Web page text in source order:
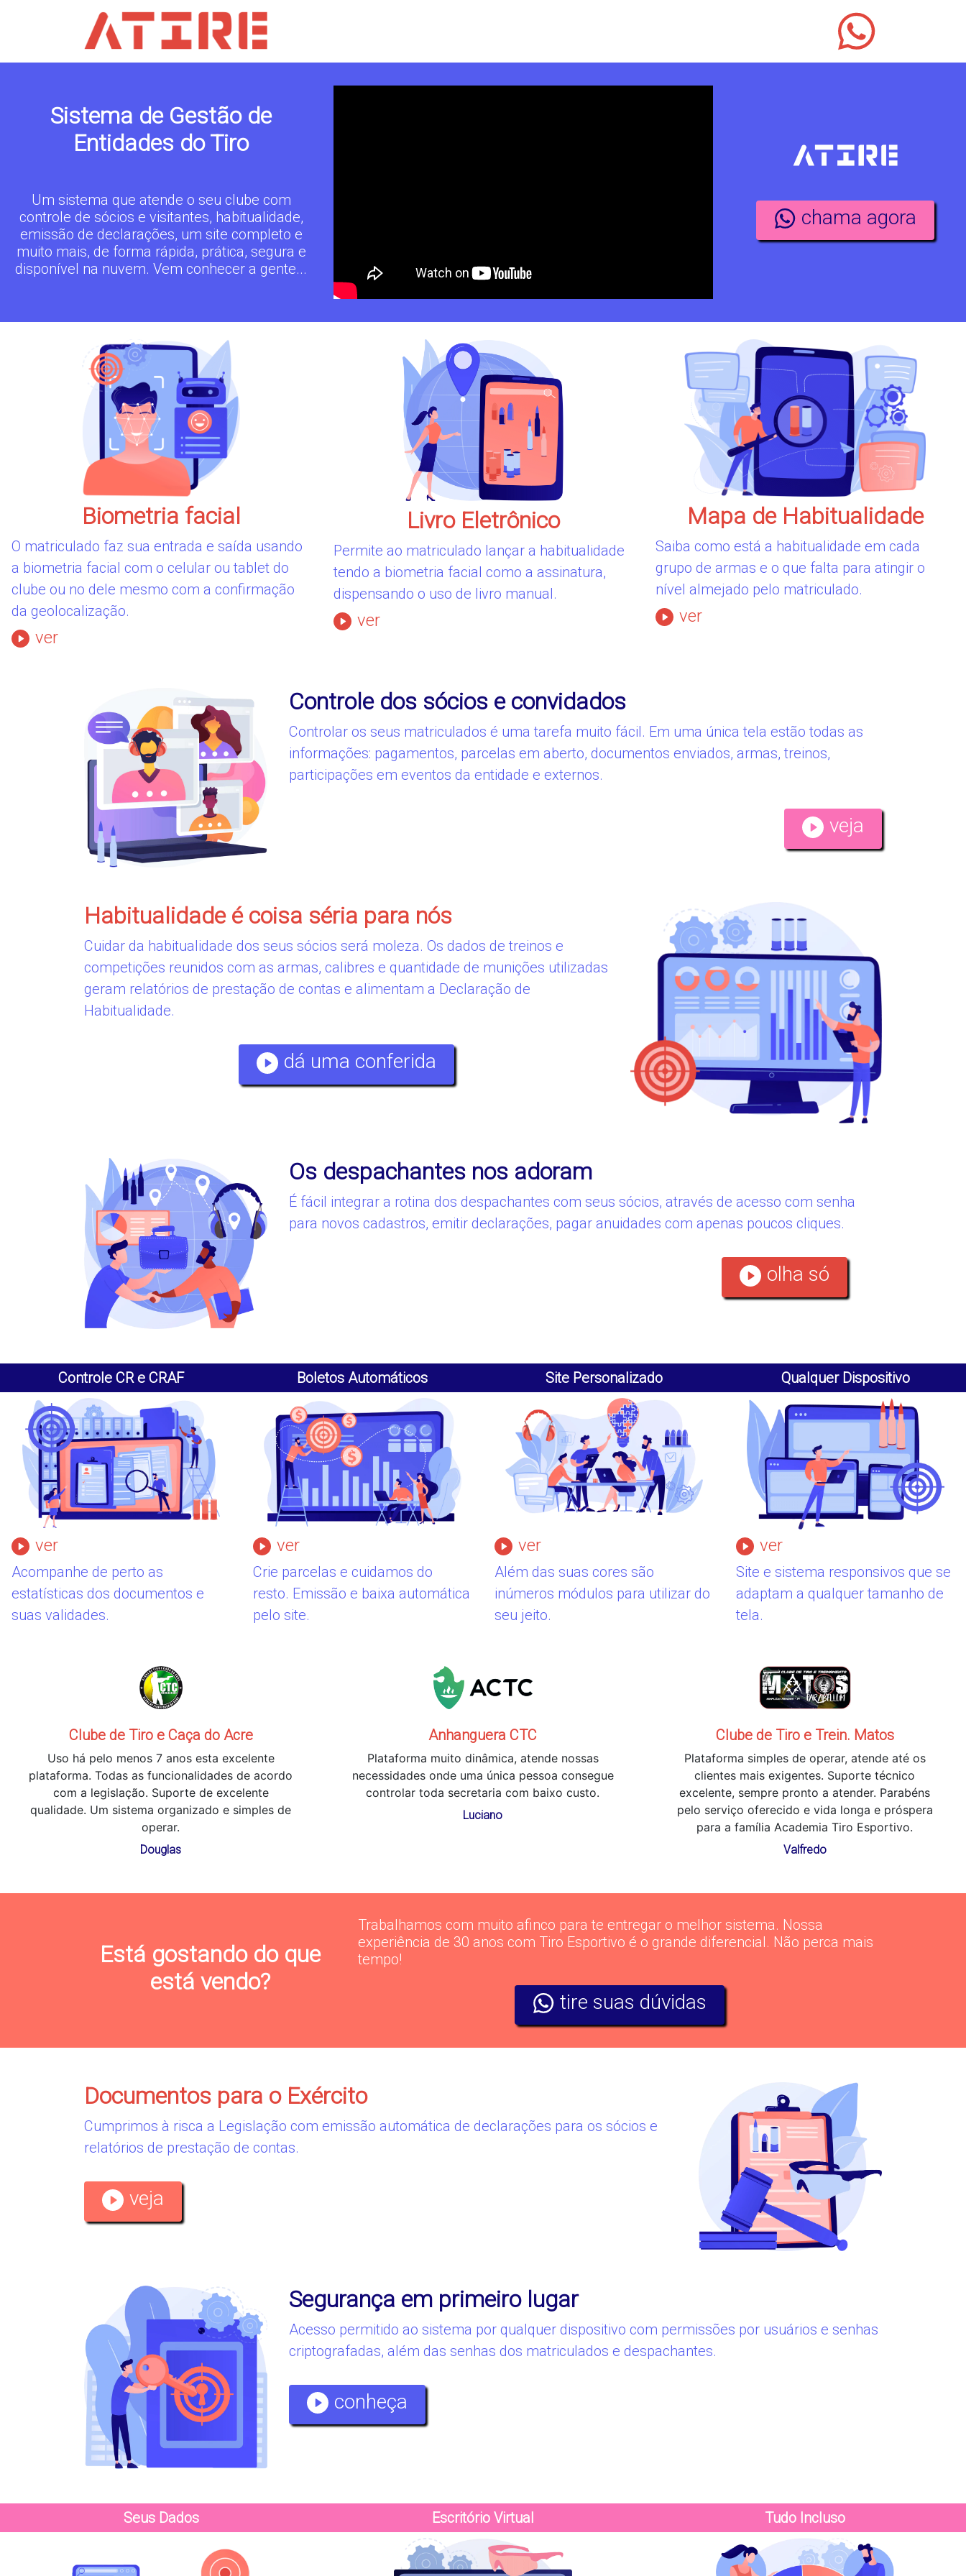
Sistema de Gestão de
Entidades do Tiro
Um sistema que atende o seu clube com
controle de sócios e visitantes, habitualidade,
emissão de declarações, um site completo e
muito mais, de forma rápida, prática, segura e
disponível na nuvem. Vem conhecer a gente...
chama agora
Biometria facial
O matriculado faz sua entrada e saída usando
a biometria facial com o celular ou tablet do
clube ou no dele mesmo com a confirmação
da geolocalização.
ver
Livro Eletrônico
Permite ao matriculado lançar a habitualidade
tendo a biometria facial como a assinatura,
dispensando o uso de livro manual.
ver
Mapa de Habitualidade
Saiba como está a habitualidade em cada
grupo de armas e o que falta para atingir o
nível almejado pelo matriculado.
ver
Controle dos sócios e convidados
Controlar os seus matriculados é uma tarefa muito fácil. Em uma única tela estão todas as
informações: pagamentos, parcelas em aberto, documentos enviados, armas, treinos,
participações em eventos da entidade e externos.
veja
Habitualidade é coisa séria para nós
Cuidar da habitualidade dos seus sócios será moleza. Os dados de treinos e
competições reunidos com as armas, calibres e quantidade de munições utilizadas
geram relatórios de prestação de contas e alimentam a Declaração de
Habitualidade.
dá uma conferida
Os despachantes nos adoram
É fácil integrar a rotina dos despachantes com seus sócios, através de acesso com senha
para novos cadastros, emitir declarações, pagar anuidades com apenas poucos cliques.
olha só
Controle CR e CRAF Boletos Automáticos Site Personalizado Qualquer Dispositivo
ver
Acompanhe de perto as
estatísticas dos documentos e
suas validades.
ver
Crie parcelas e cuidamos do
resto. Emissão e baixa automática
pelo site.
ver
Além das suas cores são
inúmeros módulos para utilizar do
seu jeito.
ver
Site e sistema responsivos que se
adaptam a qualquer tamanho de
tela.
Clube de Tiro e Caça do Acre
Uso há pelo menos 7 anos esta excelente
plataforma. Todas as funcionalidades de acordo
com a legislação. Suporte de excelente
qualidade. Um sistema organizado e simples de
operar.
Douglas
Anhanguera CTC
Plataforma muito dinâmica, atende nossas
necessidades onde uma única pessoa consegue
controlar toda secretaria com baixo custo.
Luciano
Clube de Tiro e Trein. Matos
Plataforma simples de operar, atende até os
clientes mais exigentes. Suporte técnico
excelente, sempre pronto a atender. Parabéns
pelo serviço oferecido e vida longa e próspera
para a família Academia Tiro Esportivo.
Valfredo
Está gostando do que
está vendo?
Trabalhamos com muito afinco para te entregar o melhor sistema. Nossa
experiência de 30 anos com Tiro Esportivo é o grande diferencial. Não perca mais
tempo!
tire suas dúvidas
Documentos para o Exército
Cumprimos à risca a Legislação com emissão automática de declarações para os sócios e
relatórios de prestação de contas.
veja
Segurança em primeiro lugar
Acesso permitido ao sistema por qualquer dispositivo com permissões por usuários e senhas
criptografadas, além das senhas dos matriculados e despachantes.
conheça
Seus Dados Escritório Virtual Tudo Incluso